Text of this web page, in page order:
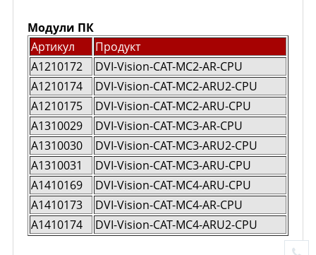
Модули ПК
Артикул
Продукт
A1210172
DVI-Vision-CAT-MC2-AR-CPU
A1210174
DVI-Vision-CAT-MC2-ARU2-CPU
A1210175
DVI-Vision-CAT-MC2-ARU-CPU
A1310029
DVI-Vision-CAT-MC3-AR-CPU
A1310030
DVI-Vision-CAT-MC3-ARU2-CPU
A1310031
DVI-Vision-CAT-MC3-ARU-CPU
A1410169
DVI-Vision-CAT-MC4-ARU-CPU
A1410173
DVI-Vision-CAT-MC4-AR-CPU
A1410174
DVI-Vision-CAT-MC4-ARU2-CPU